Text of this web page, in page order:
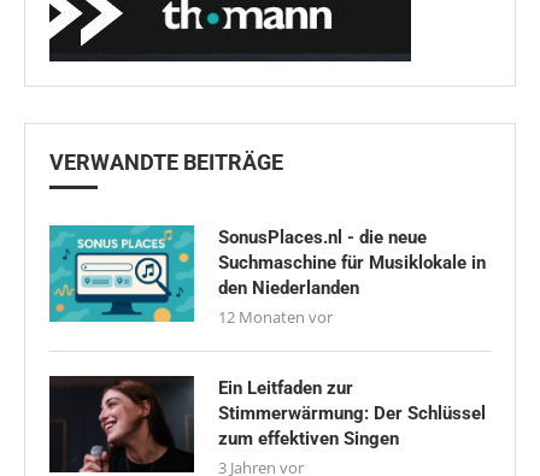
VERWANDTE BEITRÄGE
SonusPlaces.nl - die neue
Suchmaschine für Musiklokale in
den Niederlanden
12 Monaten vor
Ein Leitfaden zur
Stimmerwärmung: Der Schlüssel
zum effektiven Singen
3 Jahren vor